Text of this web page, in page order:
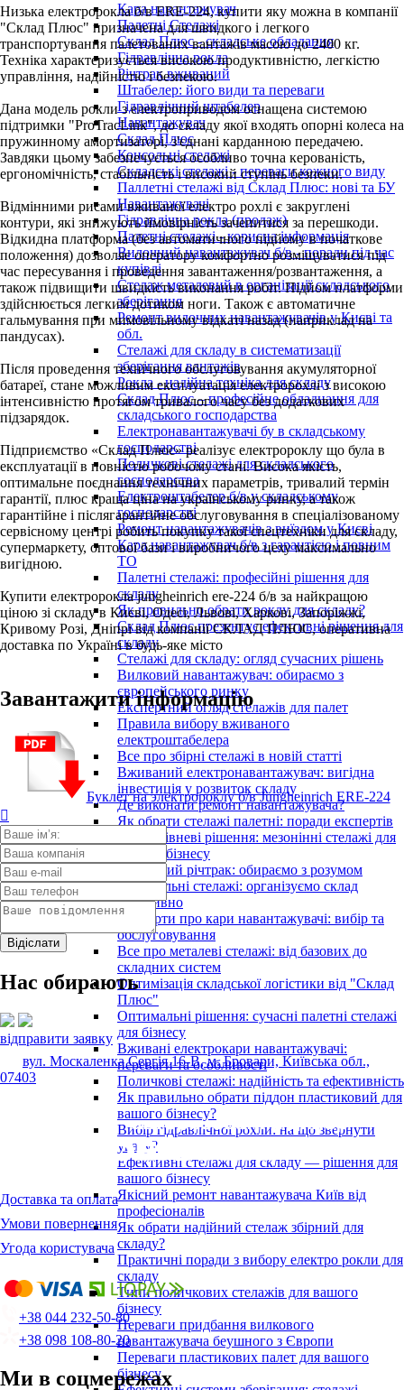
Кара навантажувач
Палетні Стелажі
Склад Плюс - складське обладання
Гідравлічна рокла
Річтрак вживаний
Штабелер: його види та переваги
Гідравлічний штабелер
Навантажувач
Склад Плюс
Консольні стелажі
Складські стелажі - переваги кожного виду
Паллетні стелажі від Склад Плюс: нові та БУ
Навантажувачі
Гідравлічна рокла (продаж)
Палетні стелажі - корисна інформація
Вилочний навантажувач б/в - поради під час
купівлі
Стелаж металевий в організації складського
зберігання
Ремонт вилочних навантажувачів у Києві та
обл.
Стелажі для складу в систематизації
зберігання вантажів
Рокла - надійна техніка для складу
Склад Плюс – професійне обладнання для
складського господарства
Електронавантажувачі бу в складському
господарстві
Поличкові стелажі для складського
господарства
Електроштабелер б/в у складському
господарстві
Ремонт навантажувачів з виїздом у Києві
Кара навантажувач б/в з гарантією і повним
ТО
Палетні стелажі: професійні рішення для
складу
Як правильно обрати роклу для складу?
Склад Плюс презентує ефективні рішення для
складу
Стелажі для складу: огляд сучасних рішень
Вилковий навантажувач: обираємо з
європейського ринку
Експертний огляд стелажів для палет
Правила вибору вживаного
електроштабелера
Все про збірні стелажі в новій статті
Вживаний електронавантажувач: вигідна
інвестиція у розвиток складу
Де виконати ремонт навантажувача?
Як обрати стелажі палетні: поради експертів
Багаторівневі рішення: мезонінні стелажі для
вашого бізнесу
Вживаний річтрак: обираємо з розумом
Фронтальні стелажі: організуємо склад
ефективно
Експерти про кари навантажувачі: вибір та
обслуговування
Все про металеві стелажі: від базових до
складних систем
Оптимізація складської логістики від "Склад
Плюс"
Оптимальні рішення: сучасні палетні стелажі
для бізнесу
Вживані електрокари навантажувачі:
переваги та особливості
Поличкові стелажі: надійність та ефективність
Як правильно обрати піддон пластиковий для
вашого бізнесу?
Вибір гідравлічної рохли: на що звернути
увагу?
Ефективні стелажі для складу — рішення для
вашого бізнесу
Якісний ремонт навантажувача Київ від
професіоналів
Як обрати надійний стелаж збірний для
складу?
Практичні поради з вибору електро рокли для
складу
Типи поличкових стелажів для вашого
бізнесу
Переваги придбання вилкового
навантажувача беушного з Європи
Переваги пластикових палет для вашого
бізнесу
Низька електророкла б/в ERE-224, купити яку можна в компанії
"Склад Плюс" призначена для швидкого і легкого
транспортування палетованих вантажів масою до 2400 кг.
Техніка характеризується високою продуктивністю, легкістю
управління, надійністю і безпекою.
Дана модель рокли з електроприводом оснащена системою
підтримки "ProTracLink", до складу якої входять опорні колеса на
пружинному амортизаторі, з'єднані карданною передачею.
Завдяки цьому забезпечується особливо точна керованість,
ергономічність, стабільність і високий ступінь безпеки.
Відмінними рисами вживаної електро рохлі є закруглені
контури, які знижують ймовірність зачепитися за перешкоди.
Відкидна платформа (без автоматичного підйому в початкове
положення) дозволяє оператору комфортно розміщуватися під
час пересування і проведення завантаження/розвантаження, а
також підвищити швидкість виконання робіт. Підйом платформи
здійснюється легким дотиком ноги. Також є автоматичне
гальмування при мимовільному відкаті назад (наприклад на
пандусах).
Після проведення технічного обслуговування акумуляторної
батареї, стане можливим експлуатація електророхлі з високою
інтенсивністю протягом тривалого часу без додаткових
підзарядок.
Підприємство «Склад Плюс» реалізує електророклу що була в
експлуатації в повністю робочому стані. Висока якість,
оптимальне поєднання технічних параметрів, тривалий термін
гарантії, плюс краща ціна на українському ринку, а також
гарантійне і післягарантійне обслуговування в спеціалізованому
сервісному центрі робить покупку такої спецтехніки для складу,
супермаркету, оптової бази і виробничого цеху максимально
вигідною.
Купити електророкла jungheinrich ere-224 б/в за найкращою
ціною зі складу в Києві, Одесі, Львові, Харкові, Запоріжжі,
Кривому Розі, Дніпрі від компанії СКЛАД ПЛЮС, оперативна
доставка по Україні в будь-яке місто
Завантажити інформацію
Буклет на электророклу б/в Jungheinrich ERE-224

Нас обирають
відправити заявку
вул. Москаленка Сергія 16-В, м. Бровари, Київська обл.,
07403
Доставка та оплата
Умови повернення
Угода користувача
+38 044 232-50-80
+38 098 108-80-20
Ми в соцмережах